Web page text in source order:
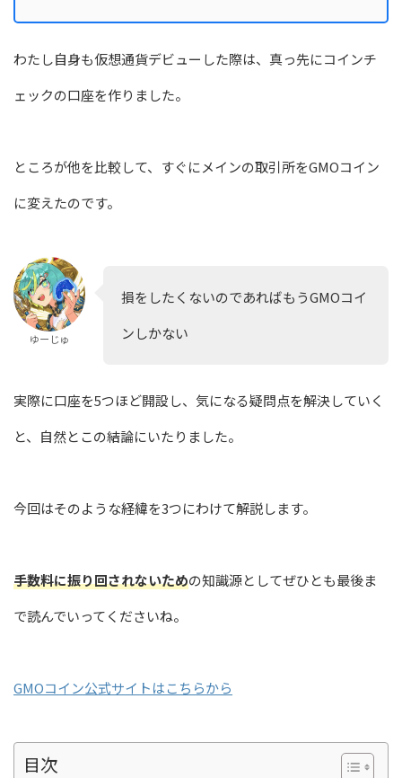
わたし自身も仮想通貨デビューした際は、真っ先にコインチ
ェックの口座を作りました。
ところが他を比較して、すぐにメインの取引所をGMOコイン
に変えたのです。
ゆーじゅ
損をしたくないのであればもうGMOコイ
ンしかない
実際に口座を5つほど開設し、気になる疑問点を解決していく
と、自然とこの結論にいたりました。
今回はそのような経緯を3つにわけて解説します。
手数料に振り回されないための知識源としてぜひとも最後ま
で読んでいってくださいね。
GMOコイン公式サイトはこちらから
目次